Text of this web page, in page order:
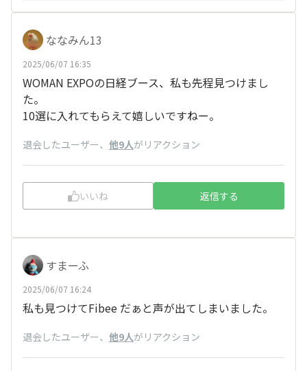
ななみん13
2025/06/07 16:35
WOMAN EXPOの日経ブース、私も先程見つけまし
た。
10選に入れてもらえて嬉しいですねー。
退会したユーザー、 他9人がリアクション
いいね 返信する
すまーふ
2025/06/07 16:24
私も見つけてFibee だぁと声が出てしまいました。
退会したユーザー、 他9人がリアクション